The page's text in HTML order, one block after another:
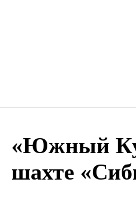
«Южный
шахте